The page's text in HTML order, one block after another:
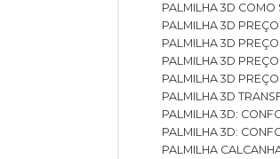
PALMILHA 3D
PALMILHA 3D
PALMILHA 3D
PALMILHA 3D
PALMILHA 3D
PALMILHA 3D
PALMILHA 3D:
PALMILHA 3D:
PALMILHA